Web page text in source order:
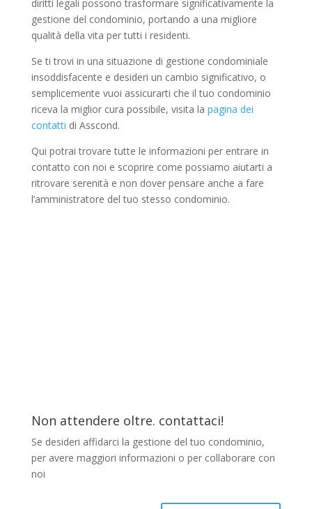
diritti legali possono trasformare significativamente la
gestione del condominio, portando a una migliore
qualità della vita per tutti i residenti.
Se ti trovi in una situazione di gestione condominiale
insoddisfacente e desideri un cambio significativo, o
semplicemente vuoi assicurarti che il tuo condominio
riceva la miglior cura possibile, visita la pagina dei
contatti di Asscond.
Qui potrai trovare tutte le informazioni per entrare in
contatto con noi e scoprire come possiamo aiutarti a
ritrovare serenità e non dover pensare anche a fare
l’amministratore del tuo stesso condominio.
Non attendere oltre. contattaci!
Se desideri affidarci la gestione del tuo condominio,
per avere maggiori informazioni o per collaborare con
noi